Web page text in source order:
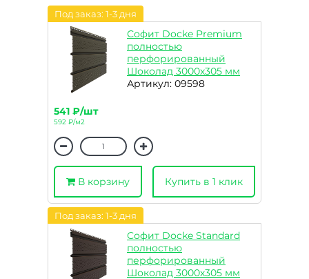
Под заказ: 1-3 дня
Софит Docke Premium
полностью
перфорированный
Шоколад 3000х305 мм
Артикул: 09598
541 ₽/шт
592 ₽/м2
В корзину Купить в 1 клик
Под заказ: 1-3 дня
Софит Docke Standard
полностью
перфорированный
Шоколад 3000х305 мм